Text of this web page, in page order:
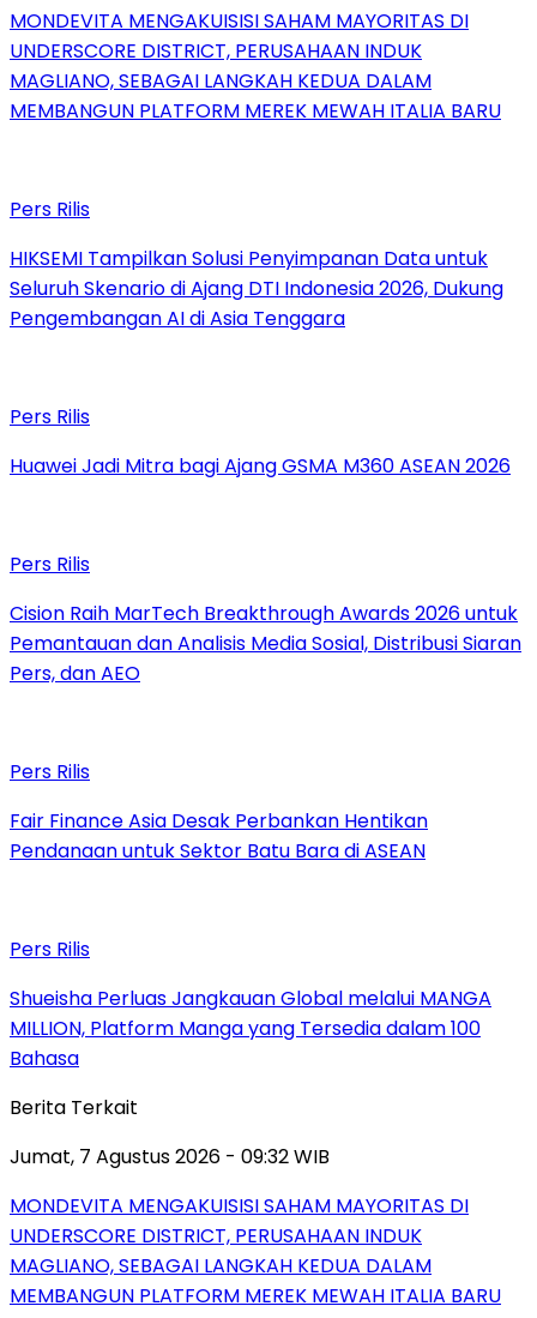
MONDEVITA MENGAKUISISI SAHAM MAYORITAS DI
UNDERSCORE DISTRICT, PERUSAHAAN INDUK
MAGLIANO, SEBAGAI LANGKAH KEDUA DALAM
MEMBANGUN PLATFORM MEREK MEWAH ITALIA BARU
Pers Rilis
HIKSEMI Tampilkan Solusi Penyimpanan Data untuk
Seluruh Skenario di Ajang DTI Indonesia 2026, Dukung
Pengembangan AI di Asia Tenggara
Pers Rilis
Huawei Jadi Mitra bagi Ajang GSMA M360 ASEAN 2026
Pers Rilis
Cision Raih MarTech Breakthrough Awards 2026 untuk
Pemantauan dan Analisis Media Sosial, Distribusi Siaran
Pers, dan AEO
Pers Rilis
Fair Finance Asia Desak Perbankan Hentikan
Pendanaan untuk Sektor Batu Bara di ASEAN
Pers Rilis
Shueisha Perluas Jangkauan Global melalui MANGA
MILLION, Platform Manga yang Tersedia dalam 100
Bahasa
Berita Terkait
Jumat, 7 Agustus 2026 - 09:32 WIB
MONDEVITA MENGAKUISISI SAHAM MAYORITAS DI
UNDERSCORE DISTRICT, PERUSAHAAN INDUK
MAGLIANO, SEBAGAI LANGKAH KEDUA DALAM
MEMBANGUN PLATFORM MEREK MEWAH ITALIA BARU